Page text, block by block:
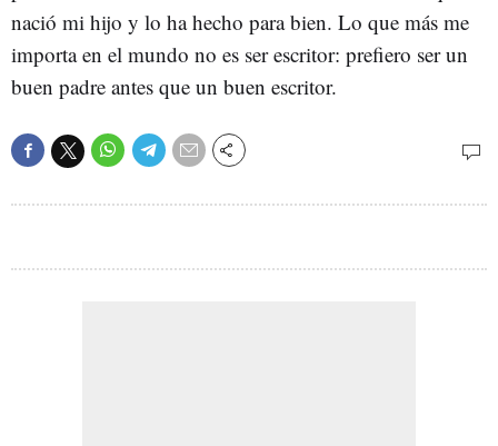
nació mi hijo y lo ha hecho para bien. Lo que más me
importa en el mundo no es ser escritor: prefiero ser un
buen padre antes que un buen escritor.